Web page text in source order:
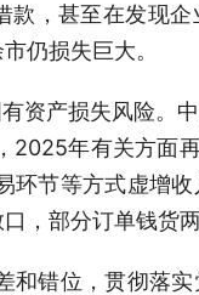
，甚至在发现企
仍损失巨大。
资产损失风险。
2025年有关方面
节等方式虚增
，部分订单钱货两
错位，贯彻落